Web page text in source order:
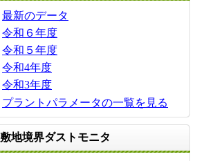
最新のデータ
令和６年度
令和５年度
令和4年度
令和3年度
プラントパラメータの一覧を見る
敷地境界ダストモニタ